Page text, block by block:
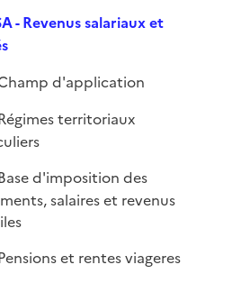
- Revenus salariaux et
d'application
territoriaux
d'imposition des
salaires et revenus
et rentes viageres